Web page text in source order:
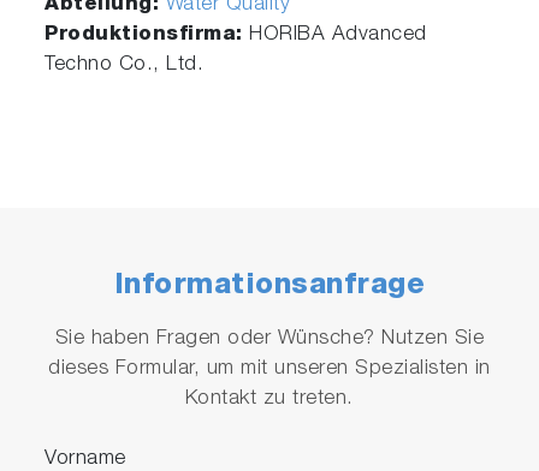
Abteilung: Water Quality
Produktionsfirma:HORIBA Advanced
Techno Co., Ltd.
Informationsanfrage
Sie haben Fragen oder Wünsche? Nutzen Sie
dieses Formular, um mit unseren Spezialisten in
Kontakt zu treten.
Vorname